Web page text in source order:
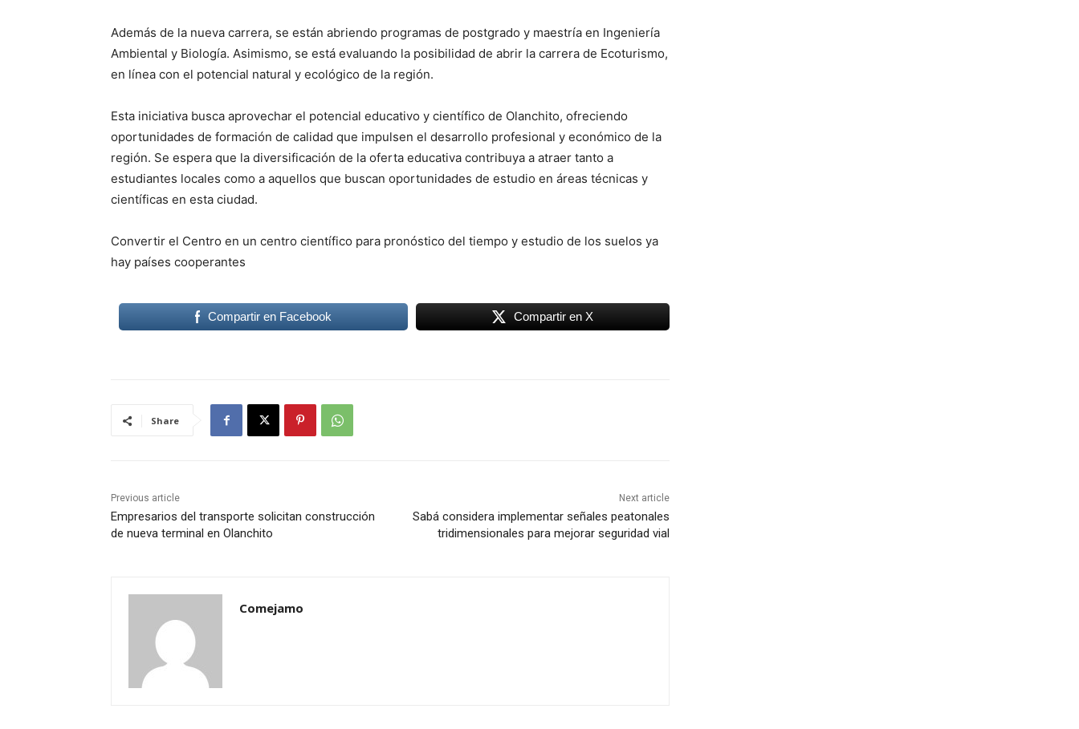
Además de la nueva carrera, se están abriendo programas de postgrado y maestría en Ingeniería
Ambiental y Biología. Asimismo, se está evaluando la posibilidad de abrir la carrera de Ecoturismo,
en línea con el potencial natural y ecológico de la región.
Esta iniciativa busca aprovechar el potencial educativo y científico de Olanchito, ofreciendo
oportunidades de formación de calidad que impulsen el desarrollo profesional y económico de la
región. Se espera que la diversificación de la oferta educativa contribuya a atraer tanto a
estudiantes locales como a aquellos que buscan oportunidades de estudio en áreas técnicas y
científicas en esta ciudad.
Convertir el Centro en un centro científico para pronóstico del tiempo y estudio de los suelos ya
hay países cooperantes
Compartir en Facebook Compartir en X
Share
Previous article
Empresarios del transporte solicitan construcción
de nueva terminal en Olanchito
Next article
Sabá considera implementar señales peatonales
tridimensionales para mejorar seguridad vial
Comejamo